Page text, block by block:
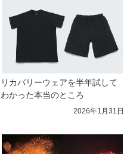
リカバリーウェアを半年試して
わかった本当のところ
2026年1月31日